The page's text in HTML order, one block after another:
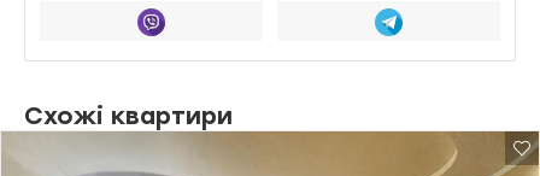
Схожі квартири